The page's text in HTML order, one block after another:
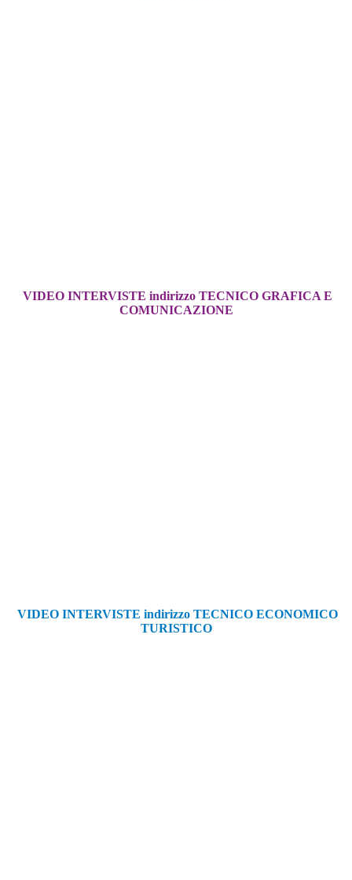
VIDEO INTERVISTE indirizzo TECNICO GRAFICA E
COMUNICAZIONE
VIDEO INTERVISTE indirizzo TECNICO ECONOMICO
TURISTICO